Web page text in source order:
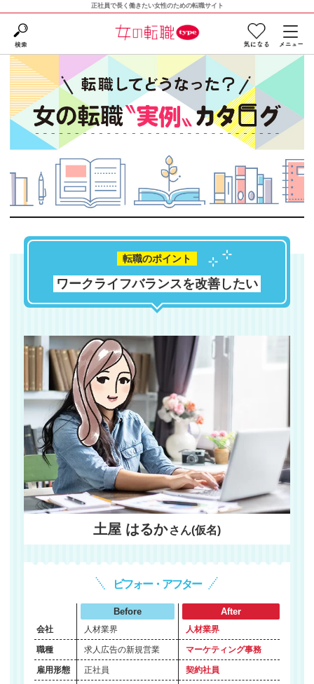
正社員で長く働きたい女性のための転職サイト
転職のポイント
ワークライフバランスを改善したい
土屋 はるか さん(仮名)
ビフォー・アフター
Before After
会社 人材業界 人材業界
職種 求人広告の新規営業 マーケティング事務
雇用形態 正社員 契約社員